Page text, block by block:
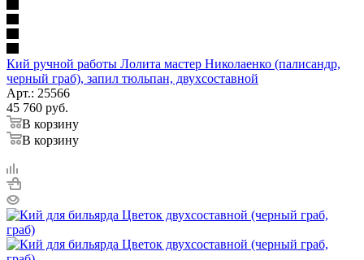
Кий ручной работы Лолита мастер Николаенко (палисандр,
черный граб), запил тюльпан, двухсоставной
Арт.: 25566
45 760 руб.
В корзину
В корзину